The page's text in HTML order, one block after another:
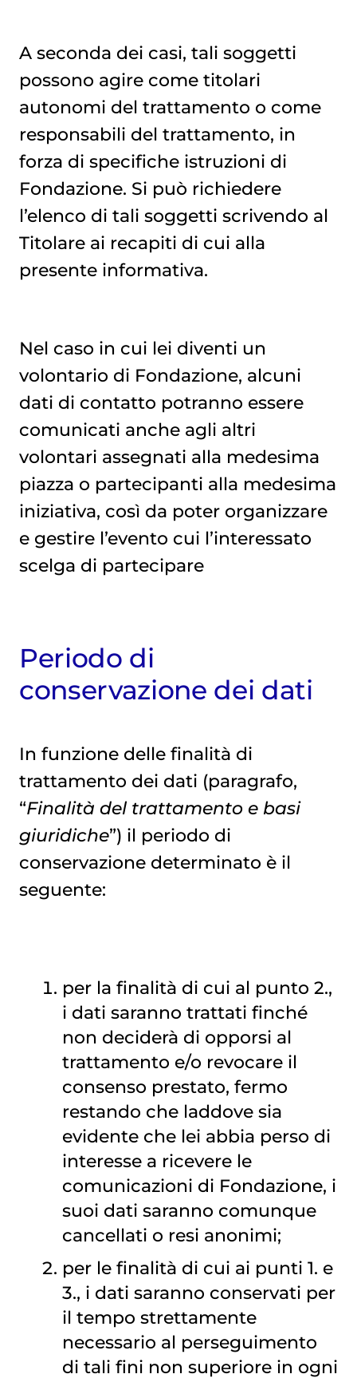
A seconda dei casi, tali soggetti
possono agire come titolari
autonomi del trattamento o come
responsabili del trattamento, in
forza di specifiche istruzioni di
Fondazione. Si può richiedere
l’elenco di tali soggetti scrivendo al
Titolare ai recapiti di cui alla
presente informativa.
Nel caso in cui lei diventi un
volontario di Fondazione, alcuni
dati di contatto potranno essere
comunicati anche agli altri
volontari assegnati alla medesima
piazza o partecipanti alla medesima
iniziativa, così da poter organizzare
e gestire l’evento cui l’interessato
scelga di partecipare
Periodo di
conservazione dei dati
In funzione delle finalità di
trattamento dei dati (paragrafo,
“Finalità del trattamento e basi
giuridiche”) il periodo di
conservazione determinato è il
seguente:
per la finalità di cui al punto 2.,
i dati saranno trattati finché
non deciderà di opporsi al
trattamento e/o revocare il
consenso prestato, fermo
restando che laddove sia
evidente che lei abbia perso di
interesse a ricevere le
comunicazioni di Fondazione, i
suoi dati saranno comunque
cancellati o resi anonimi;
per le finalità di cui ai punti 1. e
3., i dati saranno conservati per
il tempo strettamente
necessario al perseguimento
di tali fini non superiore in ogni